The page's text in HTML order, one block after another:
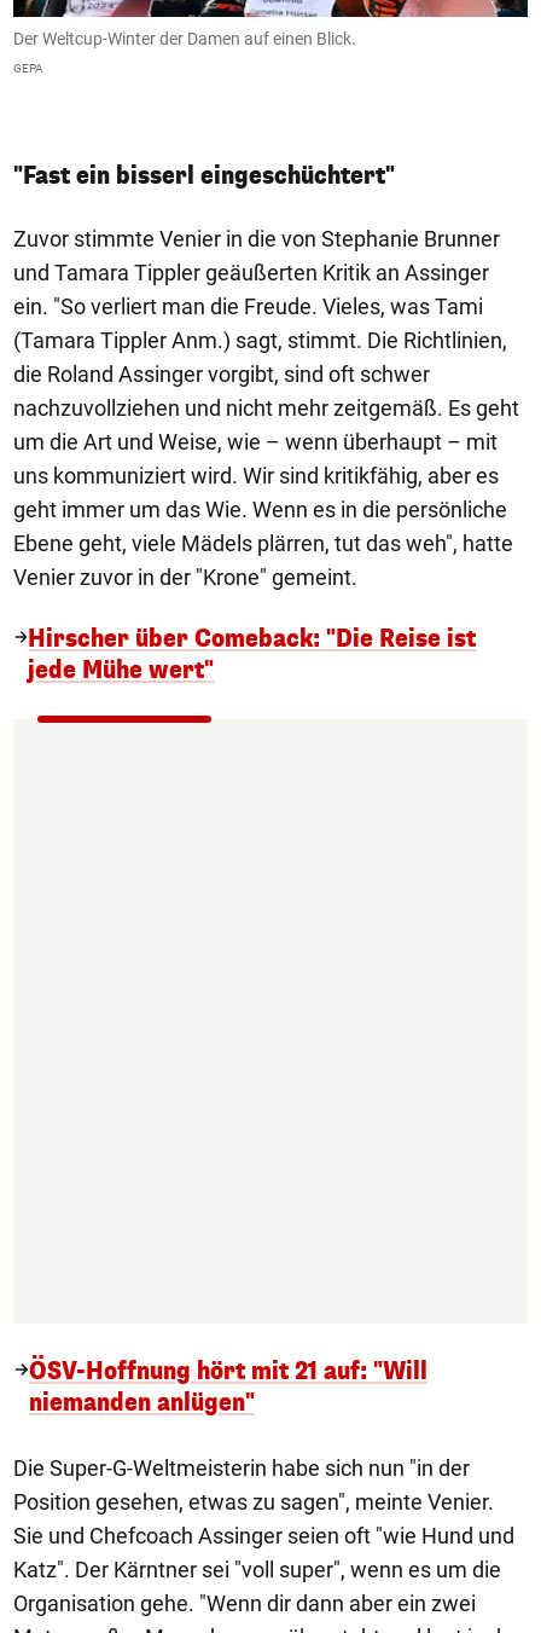
Der Weltcup-Winter der Damen auf einen Blick.
GEPA
"Fast ein bisserl eingeschüchtert"
Zuvor stimmte Venier in die von Stephanie Brunner
und Tamara Tippler geäußerten Kritik an Assinger
ein. "So verliert man die Freude. Vieles, was Tami
(Tamara Tippler Anm.) sagt, stimmt. Die Richtlinien,
die Roland Assinger vorgibt, sind oft schwer
nachzuvollziehen und nicht mehr zeitgemäß. Es geht
um die Art und Weise, wie – wenn überhaupt – mit
uns kommuniziert wird. Wir sind kritikfähig, aber es
geht immer um das Wie. Wenn es in die persönliche
Ebene geht, viele Mädels plärren, tut das weh", hatte
Venier zuvor in der "Krone" gemeint.
Hirscher über Comeback: "Die Reise ist
jede Mühe wert"
ÖSV-Hoffnung hört mit 21 auf: "Will
niemanden anlügen"
Die Super-G-Weltmeisterin habe sich nun "in der
Position gesehen, etwas zu sagen", meinte Venier.
Sie und Chefcoach Assinger seien oft "wie Hund und
Katz". Der Kärntner sei "voll super", wenn es um die
Organisation gehe. "Wenn dir dann aber ein zwei